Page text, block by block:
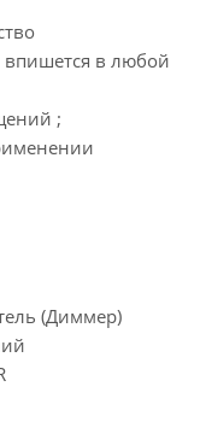
в любой
;
(Диммер)